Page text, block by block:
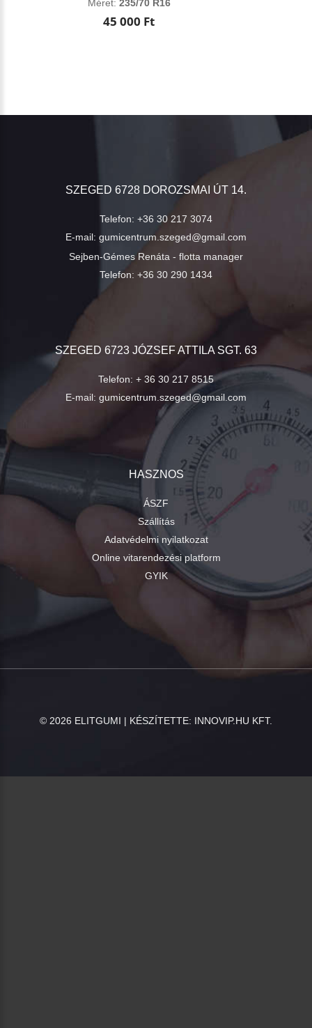
Méret: 235/70 R16
45 000 Ft
SZEGED 6728 DOROZSMAI ÚT 14.
Telefon: +36 30 217 3074
E-mail: gumicentrum.szeged@gmail.com
Sejben-Gémes Renáta - flotta manager
Telefon: +36 30 290 1434
SZEGED 6723 JÓZSEF ATTILA SGT. 63
Telefon: + 36 30 217 8515
E-mail: gumicentrum.szeged@gmail.com
HASZNOS
ÁSZF
Szállítás
Adatvédelmi nyilatkozat
Online vitarendezési platform
GYIK
© 2026 ELITGUMI | KÉSZÍTETTE: INNOVIP.HU KFT.